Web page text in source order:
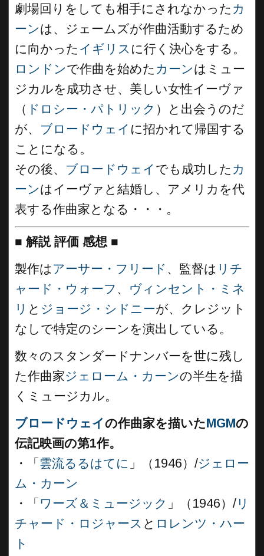
劇場回りをしても相手にされなかった カ
ーンは、ジェームズが作曲活動するため
に向かった イギリス に行く決心をする。
ロンドンで作曲を始めた カーンはミュー
ジカルを成功させ、美しい女性イーヴァ
（ ドロシー・パトリック ）と出会うのだ
が、 ブロードウェイ に招かれて帰国する
ことになる。
その後、 ブロードウェイ でも成功した カ
ーンはイーヴァと結婚し、アメリカを代
表する作曲家となる・・・。
■ 解説 評価 感想 ■
製作はアーサー・フリード 、監督は リチ
ャード・ウォーフ 、 ヴィンセント・ミネ
リ と ジョージ・シドニーが、クレジット
なしで特定のシーンを演出している。
数々のスタンダードナンバーを世に残し
た作曲家ジェローム・カーンの半生を描
くミュージカル。
ブロードウェイの作曲家を描いたMGMの
伝記映画の第1作。
・「 雲流るるはてに 」（1946）/ジェロー
ム・カーン
・「 ワーズ＆ミュージック 」（1946）/ リ
チャード・ロジャース と ロレンツ・ハー
ト